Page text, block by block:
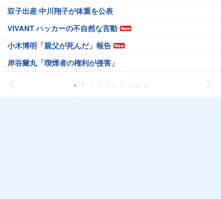
双子出産 中川翔子が体重を公表
VIVANT ハッカーの不自然な言動
小木博明「親父が死んだ」報告
岸谷蘭丸「喫煙者の権利が侵害」